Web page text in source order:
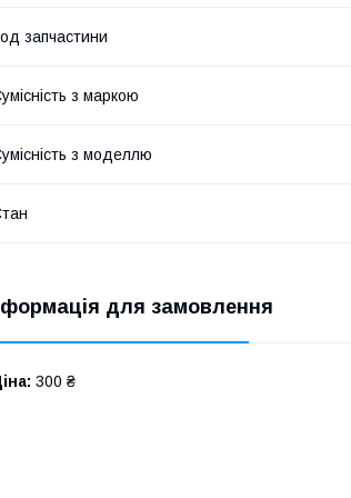
запчастини
з маркою
з моделлю
для замовлення
300 ₴